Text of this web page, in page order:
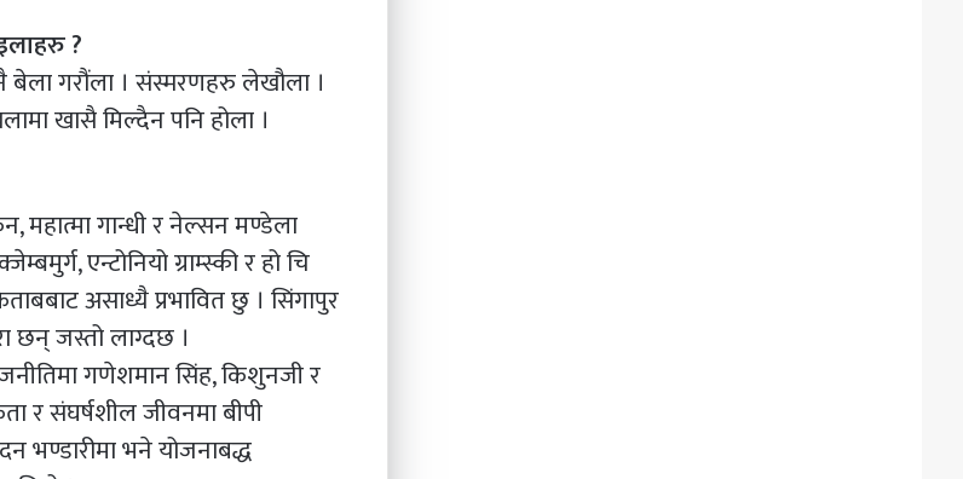
?
गरौंला । संस्मरणहरु लेखौला ।
खासै मिल्दैन पनि होला ।
महात्मा गान्धी र नेल्सन मण्डेला
एन्टोनियो ग्राम्स्की र हो चि
असाध्यै प्रभावित छु । सिंगापुर
छन् जस्तो लाग्दछ ।
गणेशमान सिंह, किशुनजी र
र संघर्षशील जीवनमा बीपी
भण्डारीमा भने योजनाबद्ध